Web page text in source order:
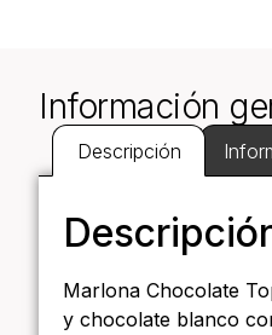
Información
Descripción
Marlona Chocolate
y chocolate blanco